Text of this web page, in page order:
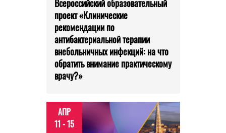
Всероссийский образовательный
проект «Клинические
рекомендации по
антибактериальной терапии
внебольничных инфекций: на что
обратить внимание практическому
врачу?»
АПР
11 - 15